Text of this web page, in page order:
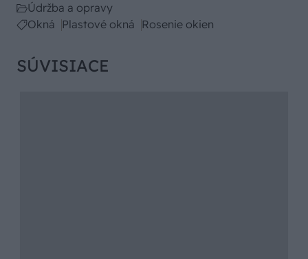
Údržba a opravy
Okná
Plastové okná Rosenie okien
SÚVISIACE